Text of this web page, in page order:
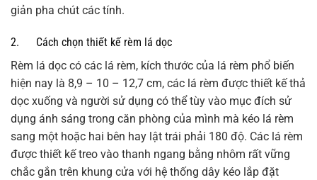
giản pha chút các tính.
2. Cách chọn thiết kế rèm lá dọc
Rèm lá dọc có các lá rèm, kích thước của lá rèm phổ biến
hiện nay là 8,9 – 10 – 12,7 cm, các lá rèm được thiết kế thả
dọc xuống và người sử dụng có thể tùy vào mục đích sử
dụng ánh sáng trong căn phòng của mình mà kéo lá rèm
sang một hoặc hai bên hay lật trái phải 180 độ. Các lá rèm
được thiết kế treo vào thanh ngang bằng nhôm rất vững
chắc gắn trên khung cửa với hệ thống dây kéo lắp đặt